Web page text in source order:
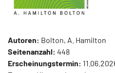
Autoren: Bolton, A. Hamilton
Seitenanzahl: 448
Erscheinungstermin: